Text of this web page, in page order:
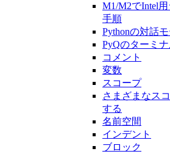
M1/M2でIntel
手順
Pythonの対話
PyQのターミ
コメント
変数
スコープ
さまざまなス
する
名前空間
インデント
ブロック